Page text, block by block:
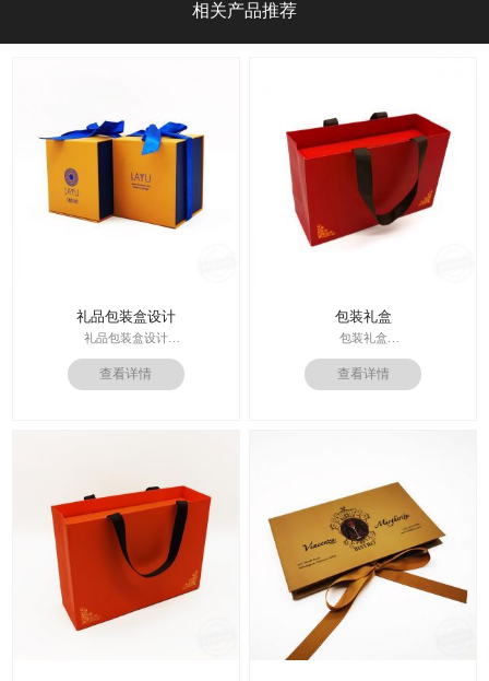
相关产品推荐
礼品包装盒设计
礼品包装盒设计
印刷技术：专色印刷/四色印刷
内材料：特种纸
运输：全球发货，售后无忧
查看详情
包装礼盒
包装礼盒
印刷技术： 专色印刷
面纸：特种纸
内材料：1500克灰板
周期：签订合同确认样板后7-15个工
查看详情